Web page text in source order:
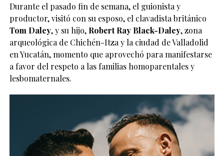
Durante el pasado fin de semana, el guionista y
productor, visitó con su esposo, el clavadista británico
Tom Daley, y su hijo, Robert Ray Black-Daley, zona
arqueológica de Chichén-Itza y la ciudad de Valladolid
en Yucatán, momento que aprovechó para manifestarse
a favor del respeto a las familias homoparentales y
lesbomaternales.